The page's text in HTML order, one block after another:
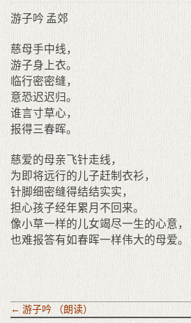
游子吟 孟郊
慈母手中线，
游子身上衣。
临行密密缝，
意恐迟迟归。
谁言寸草心，
报得三春晖。
慈爱的母亲飞针走线，
为即将远行的儿子赶制衣衫，
针脚细密缝得结结实实，
担心孩子经年累月不回来。
像小草一样的儿女竭尽一生的心意，
也难报答有如春晖一样伟大的母爱。
← 游子吟 （朗读）